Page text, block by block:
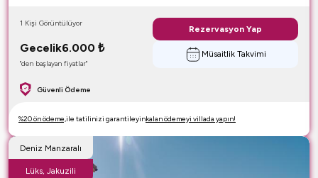
Güvenli Ödeme
Gecelik6.000 ₺
"den başlayan fiyatlar"
1 Kişi Görüntülüyor
Rezervasyon Yap
Müsaitlik Takvimi
%20 ön ödeme,ile tatilinizi garantileyinkalan ödemeyi villada yapın!
Deniz Manzaralı
Lüks, Jakuzili